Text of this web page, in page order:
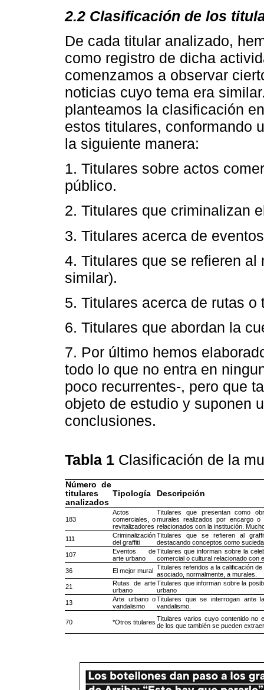
2.2 Clasificación de los
De cada titular analizado,
como registro de dicha
comenzamos a observar
noticias cuyo tema era
planteamos la clasificación
estos titulares, conformando
la siguiente manera:
1. Titulares sobre actos
público.
2. Titulares que criminalizan
3. Titulares acerca de
4. Titulares que se refieren
similar).
5. Titulares acerca de rutas o
6. Titulares que abordan la
7. Por último hemos
todo lo que no entra en
poco recurrentes-, pero que
objeto de estudio y suponen
conclusiones.
Tabla 1 Clasificación de la
Número de
titulares
analizados
Tipología Descripción
183
Actos
comerciales, o
revitalizadores
Titulares que presentan como
murales realizados por encargo
relacionados con la institución.
111
Criminalización
del graffiti
Titulares que se refieren al
destacando conceptos como
107
Eventos de
arte urbano
Titulares que informan sobre la
comercial o cultural relacionado con
36
El mejor mural Titulares referidos a la calificación
asociado, normalmente, a murales.
21
Rutas de arte
urbano
Titulares que informan sobre la
urbano
13
Arte urbano o
vandalismo
Titulares que se interrogan
vandalismo.
70 *Otros titulares Titulares varios cuyo contenido no
de los que también se pueden